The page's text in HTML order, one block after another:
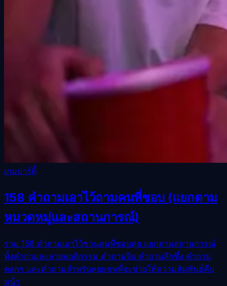
เกมปาร์ตี้
158 คำถามเอาไว้ถามคนที่ชอบ (แยกตาม
หมวดหมู่และสถานการณ์)
รวม 158 คำถามเอาไว้ชวนคนที่ชอบคุย แยกตามสถานการณ์
ทั้งคำถามละลายพฤติกรรม คำถามจีบ คำถามลึกซึ้ง คำถาม
ตลกๆ และคำถามสำหรับคุยแชทที่จะช่วยให้ความสัมพันธ์คืบ
หน้า